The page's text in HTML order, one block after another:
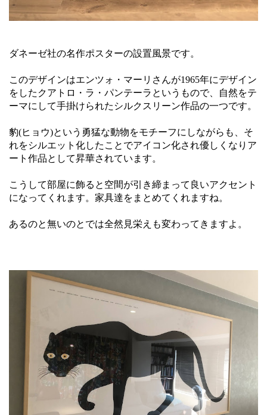
ダネーゼ社の名作ポスターの設置風景です。
このデザインはエンツォ・マーリさんが1965年にデザイン
をしたクアトロ・ラ・パンテーラというもので、自然をテ
ーマにして手掛けられたシルクスリーン作品の一つです。
豹(ヒョウ)という勇猛な動物をモチーフにしながらも、そ
れをシルエット化したことでアイコン化され優しくなりア
ート作品として昇華されています。
こうして部屋に飾ると空間が引き締まって良いアクセント
になってくれます。家具達をまとめてくれますね。
あるのと無いのとでは全然見栄えも変わってきますよ。